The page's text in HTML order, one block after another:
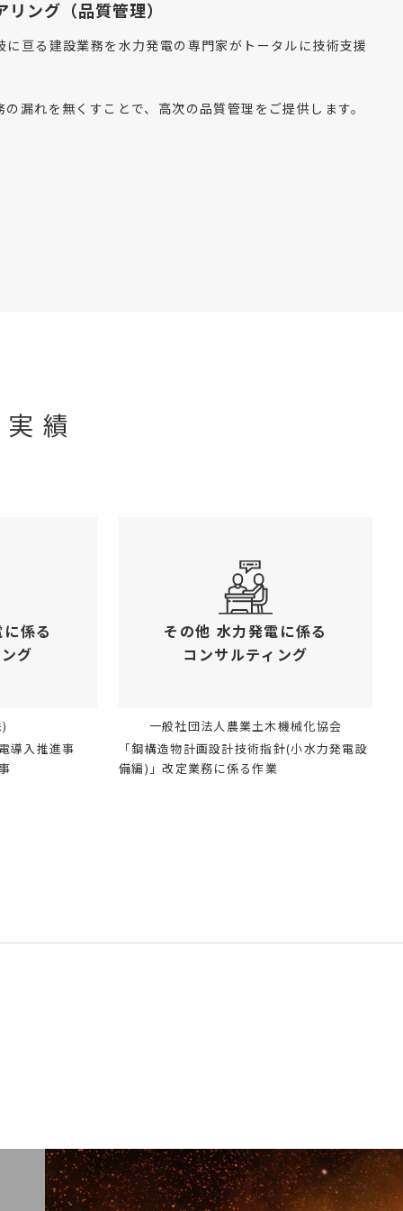
ング（品質管理）
に亘る建設業務を水力発電の専門家がトータルに技術支援
漏れを無くすことで、高次の品質管理をご提供します。
績
係る
グ
導入推進事
その他 水力発電に係る
コンサルティング
一般社団法人農業土木機械化協会
「鋼構造物計画設計技術指針(小水力発電設
備編)」改定業務に係る作業